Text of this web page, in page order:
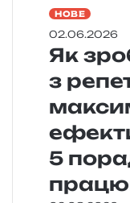
НОВЕ
02.06.2026
Як
з
5